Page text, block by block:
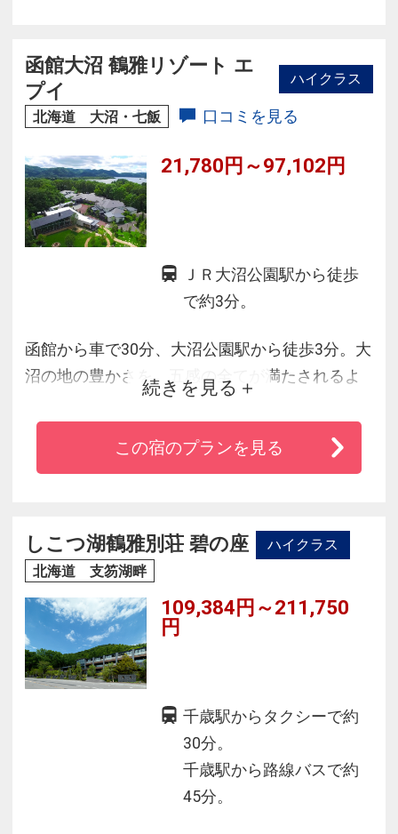
ーといった、年中色々な体験が出来ます。
函館大沼 鶴雅リゾート エ
プイ
ハイクラス
北海道 大沼・七飯 口コミを見る
21,780円～97,102円
ＪＲ大沼公園駅から徒歩
で約3分。
函館から車で30分、大沼公園駅から徒歩3分。大
沼の地の豊かさを、五感の全てが満たされるよ
うなロケーションにこだわった、フォトスポッ
トにあふれる洋風ホテルです。季節を運ぶ、大
沼ならではのおいしい一日がここからはじまり
続きを見る
この宿のプランを見る
しこつ湖鶴雅別荘 碧の座
ハイクラス
北海道 支笏湖畔
109,384円～211,750
円
千歳駅からタクシーで約
30分。
千歳駅から路線バスで約
45分。